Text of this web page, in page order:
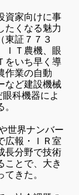
資家向けに事
たくなる魅力
東証７７３
ＩＴ農機、眼
をいち早く導
作業の自動
など建設機械
科機器によ
世界ナンバー
広報・ＩＲ室
長分野で技術
ことで、大き
きた。